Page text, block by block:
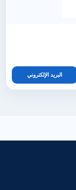
البريد الإلكتروني